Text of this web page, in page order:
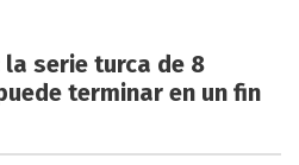
la serie turca de 8
terminar en un fin